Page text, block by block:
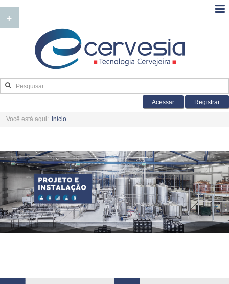
Acessar Registrar
Você está aqui: Início
+